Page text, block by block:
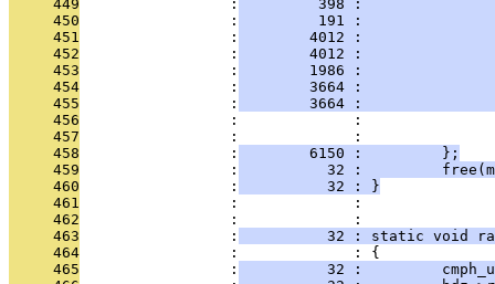
     449
                 :
398 :
     450
                 :
191 :
     451
                 :
4012 :
     452
                 :
4012 :
     453
                 :
1986 :
     454
                 :
3664 :
     455
                 :
3664 :
     456
:             :
     457
:             :
     458
                 :
        6150 :         };
     459
                 :
32 :
     460
                 :
          32 : }
     461
                 :             :
     462
                 :             :
     463
                 :
32 : static void
     464
                 :             : {
     465
                 :
32 :